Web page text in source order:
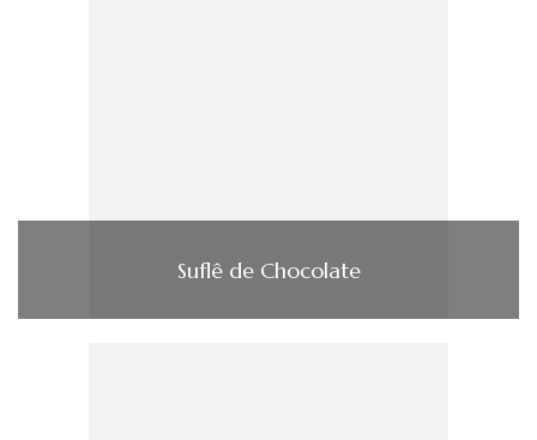
Suflê de Chocolate